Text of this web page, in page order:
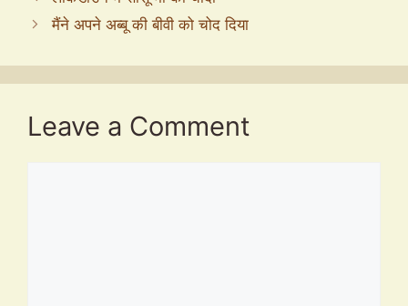
मैंने अपने अब्बू की बीवी को चोद दिया
Leave a Comment